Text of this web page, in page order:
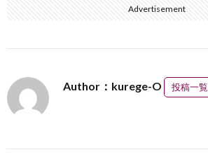
Advertisement
Author：kurege-O 投稿一覧